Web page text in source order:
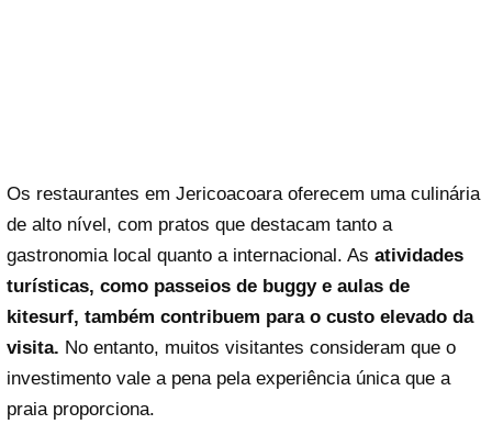
Os restaurantes em Jericoacoara oferecem uma culinária
de alto nível, com pratos que destacam tanto a
gastronomia local quanto a internacional. As atividades
turísticas, como passeios de buggy e aulas de
kitesurf, também contribuem para o custo elevado da
visita. No entanto, muitos visitantes consideram que o
investimento vale a pena pela experiência única que a
praia proporciona.